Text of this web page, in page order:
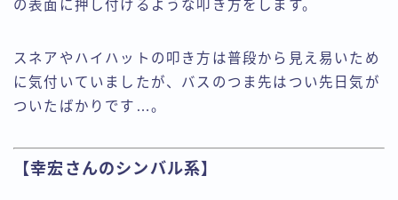
の表面に押し付けるような叩き方をします。
スネアやハイハットの叩き方は普段から見え易いため
に気付いていましたが、バスのつま先はつい先日気が
ついたばかりです…。
【幸宏さんのシンバル系】